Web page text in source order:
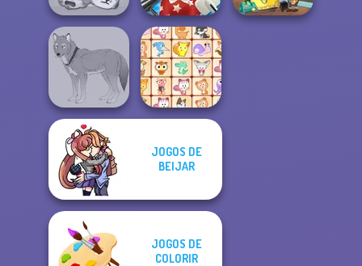
Protect My Dog 3 Pet Salon 2
Wolf Maker
JOGOS DE
BEIJAR
JOGOS DE
COLORIR